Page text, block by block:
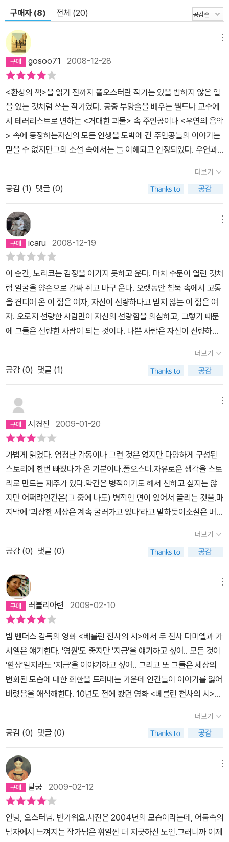
다. 화자인 오거스트 브릴은 소설의 시작 부분에서 이렇게 말한다. <
나는 지금 어둠 속에 혼자 있으면서 내 머리 속에서 세상을 굴리고 있
다. 또다시 불면증이 엄습해 와 이 엄청난 미국의 황무지 속에서 또 다
른 하얀 밤을 맞이한 것이다.> 그리고 3페이지에 이르면 독자는 화자
브릴이 어두운 밤을 물리치기 위해 창조해 낸 이야기 속으로 들어가
게 된다. 한 남자가 지하의 깊은 구덩이 속에 잠들어 있다. <깊이는 3
미터 정도이고, 완벽한 원형을 이루고 있으며 내벽은 너무 단단하여
구운 진흙 혹은 유리 같은 느낌을 준다. 다시 말해서, 구덩이 속의 남
자는 잠에서 깨어난 뒤 제 힘으로 그 구덩이에서 벗어나지 못한다.>
구덩이 속의 남자는 뉴욕 퀸스 출신의 29세 된 오언 브릭이다. 그는
<위대한 자벨로>라는 예명으로 어린아이들의 생일 파티를 찾아다니
벌어진 상황에서 암살자의 임무를 수행하기 위해 자신이 징집되었다
는 사실을 깨닫는다. 2000년 대통령 선거 이후 미국에 내전이 발생
하여 먼저 뉴욕 주가 연방에서 탈퇴하고 이어 15개 주가 그 뒤를 따른
것이었다. 하지만 브릭은 이 전쟁이 오로지 저널리스트이며 문학 평
론가인 오거스트 브릴의 상상력에 의해 전개되고 있다는 것을 발견한
다. 브릭은 오거스트 브릴을 죽이라는 지령을 받는다. 그렇게 하면 내
전은 끝난다는 것이다. 독자는 그리하여 소설의 메타 픽션 같은 틀에
도 불구하고 이 작품이 일종의 환상 소설이라는 느낌을 갖게 된다. 9.
11 사태를 겪지도 않았고 이라크 전쟁도 없으며 그 대신 엄청난 분열
과 파괴로 고통당하는 가상현실의 미국을 다룬 환상 소설인가 보다
하고 생각하게 되는 것이다. 이런 판단을 내릴 즈음, 소설은 브릴의 실
제 생활과 개인적 고뇌로 되돌아 와 현실의 삶을 탐구하기 시작한다.
그리고 이 삶은 어둠 속에 누워 있는 남자가 창조해 낸 삶과 서로 조응
한다. 브릴은 자신이 구덩이 속의 남자 브릭 못지않게 깊고 험한 구덩
갇혀 지내야 했다. 그 집에는 미리엄의 딸인 23세의 카티아도 함께 살
고 있다. 손녀인 카티아는 헤어진 남자 친구 타이터스의 죽음으로 심
한 마음고생을 하고 있다. 우리는 소설의 끝부분에 가서야 타이터스
가 어떻게 그리고 왜 죽었는지를 알게 된다. 하지만 그 죽음에 대한 기
억이 브릴의 다른 기억들 못지않게 소설 전편에 스며들어 있다. 브릴
은 줄리아드에 다니던 소니아 베유와 결혼하여 17년 동안 행복하게
살다가 이혼을 한다. 아름다운 젊은 여류 소설가와 외도를 한 때문인
데 그 여류 소설가는 다시 브릴을 차버린다. 그 때문에 브릴은 연일 술
여 소니아와 재결합하게 된다. 브릴은 한밤중 어둠 속의 침대에 누워
서 브릭의 이야기를 지어내는데, 마찬가지로 소니아와의 복잡한 관계
도 침대에 누워 말한다. 하지만 이때에는 손녀 카티아가 그의 옆에 누
워서 그 얘기를 들어 준다. 그녀는 인생의 비극뿐만 아니라 매일 밤의
불면증으로 고통을 받고 있다. 카티아는 할아버지의 이야기를 들으면
서 질문을 하고 할아버지와 할머니에 대하여 알고 싶은 것, 혹은 알고
싶지 않은 것에 대하여 말한다. 이렇게 하여 독자는 마침내 오스터의
진정한 주제는 이야기의 엄청난 힘에 대하여 말하려는 것임을 알게
된다. 말하고 듣는 행위가 가장 끔찍한 폭력, 혼란, 절망 속에서도 우
리를 지탱해 준다는 것을 깨닫게 된다. 브릴은 카티아에게 얘기를 모
두 다 해주고 손녀가 잠든 뒤 이런 말을 한다. <시간이 흘러가고 처음
으로 눈을 감으면서 이제 좀 잠을 잘 수 있지 않을까 하는 생각이 든
보지만 정작 그 음악은 듣지 못한다. 이어 소니아가 의자에서 몸을 돌
리자 미리엄이 엄마의 품안으로 달려드는 것을 본다. 브릴은 이렇게
말한다. <오래된 과거로부터의 이미지. 그것은 실제일 수도 있고 상
상일 수도 있다. 나는 이제 더 이상 그 둘을 구분하지 않는다. 실제와
상상은 하나이다. (……) 어제는 아이, 오늘은 노인, 유년으로부터 지
금까지 얼마나 많은 심장 박동, 얼마나 많은 호흡, 얼마나 많은 말들이
있어 왔는가. 누군가 나를 만져 다오. 내 얼굴에 네 손을 내려놓고 말
을 걸어 다오…….> <어둠 속의 남자>는 우리 생활의 여러 조각보들
을 잘 기워서 실제와 상상이 하나임을 보여 주려고 시도한다. 아주 절
구매자 (8) 전체 (20)
gosoo71 2008-12-28
<환상의 책>을 읽기 전까지 폴오스터란 작가는 있을 법하지 않은 일
을 있는 것처럼 쓰는 작가였다. 공중 부양술을 배우는 월트나 교수에
서 테러리스트로 변하는 <거대한 괴물> 속 주인공이나 <우연의 음악
> 속에 등장하는자신의 모든 인생을 도박에 건 주인공들의 이야기는
믿을 수 없지만그의 소설 속에서는 늘 이해되고 인정되었다. 우연과
후의소설들을, <신탁의 밤>이나 <브룩클린 풍자극>같은 소설이 여
기에 속한다, 읽고나서 든 생각은 '여기에 이런 뜻이 있었어?'이다. 이
야기 자체는 평범하지만 이야기에 등장하는 세부묘사와 인물묘사, 전
개가 평범한 이야기에 비범한 의미를 부여한다. 아마도 이런 풍 소설
의 결정판이 <브룩클린 풍자극>이 아닌가 싶다.근데 이 소설을 읽고
나서 든 생각은 뭔가 또 변하고 있다는 것이다. 이 작품 속에서는 이야
기가 넘쳐난다.이야기가 이야기를 만들고 죽이고 평가하고 나열한다.
브릴이 만든 이야기와 브릴의 이야기 속의 주인공 브릭이 갖고 있는
이야기와 브릴의 가족들의 이야기와 브릴 자신의 이야기들이 서로 얼
키고 설킨다. 이 모든 이야기들이 서로의 이야기를 만들어내기도 하
고 간섭하기도 하면서이 한 편의 소설이 완성된다.그래서 이 소설의
주인공은 그 누구도 아닌 단연 '이야기'이다. 이야기를주인공으로 내
세운새로운 시도라는 점에서는 절대 찬성이지만 여전히 2% 부족하
고 산만하다. 여러가지 이야기가 등장하지만 하나의 이야기처럼 보이
더보기
공감 (1) 댓글 (0)
icaru 2008-12-19
이 순간, 노리코는 감정을 이기지 못하고 운다. 마치 수문이 열린 것처
럼 얼굴을 양손으로 감싸 쥐고 마구 운다. 오랫동안 침묵 속에서 고통
을 견디어 온 이 젊은 여자, 자신이 선량하다고 믿지 않는 이 젊은 여
자. 오로지 선량한 사람만이 자신의 선량함을 의심하고, 그렇기 때문
에 그들은 선량한 사람이 되는 것이다. 나쁜 사람은 자신이 선량하다
이다. 그들은 남들을 용서하면서 삶을 살아 나가지만, 정작 자기 자신
은 용서하지 못하는 것이다. -107쪽30세 생일이 가까이 다가오고 있
지만 브릭은 평생에 단 한번도 자살을 하겠다고 생각해 본 적이 없었
다. 하지만 이제 그것이 그의 유일한 관심사가 되었다. 그 후 이틀 동
안 아파트에 혼자 앉아서 어떻게 하면 이 세상을 고통 없이 가장 효율
적으로 떠날 수 있는지 그것만 궁리했다.- 147쪽인생의 이런저런 순
간에, 모든 가족은 아주 기이한 사건을 겪게 된다. 가령 끔찍한 범죄,
홍수와 지진, 기괴한 사건, 기적적인 행운 등이 그런 것이다. 비밀이나
감추고 싶은 약점이 없는 가족은 아무도 없다. 여기자는 그의 얘기에
동의하지 않았다. 많은 가족 혹은 대부분의 가족은 그럴지 모르지만,
모든 가족이 그렇다고 볼 수 없다. 그녀는 자기 가족의 사례를 들면서
단 한번도 기이한 사건, 혹은 예외적 사건이 벌어진 적이 없었다고 말
했다. 무슨 소리, 알렉이 말했다. 한번 집중해서 잘 생각해 봐. 그러면
뭔가 나오게 되어 있어. 그러자 여기자가 잠시 생각에 잠기더니 그래
많은 고통을 감추고 있다는 걸 알았어. 평상시에 소니아는 아주 훌륭
한 사람이었어. 부드럽고, 상냥하고, 충실하고, 남을 잘 용서하고, 생
기발랄하고, 정말 엄청난 사랑의 바탕을 갖고 있었지. 하지만 그녀는
때때로 정신이 딴 데로 팔려 있었어. 심지어 대화 중에도 그러곤 했지.
(중략) 다른 사람들에 대한 그녀의 본능이나 충동은 아주 깊었어. 오
싹할 정도로 말이야. 그런데 자기 자신과의 관계는 기이할 정도로 천
박했어. 그녀는 착한 마음을 갖고 있기는 하지만 본질적으로 잘 교육
을 받지는 못했어. 생각의 흐름을 따라가지 못했고, 그 어떤 것이든 아
주 오래 집중하지 못했어. 그녀의 인생에서 가장 중요한 음악을 빼고
더보기
공감 (0) 댓글 (1)
서경진 2009-01-20
가볍게 읽었다. 엄청난 감동이나 그런 것은 없지만 다양하게 구성된
스토리에 한번 빠졌다가 온 기분이다.폴오스터.자유로운 생각을 스토
리로 만드는 재주가 있다.약간은 병적이기도 해서 친하고 싶지는 않
지만 어쩌랴인간은(그 중에 나도) 병적인 면이 있어서 끌리는 것을.마
지막에 '괴상한 세상은 계속 굴러가고 있다'라고 말하듯이소설은 머리
속에 생각하는 사람)과 그 가족 그리고 스토리 속의 남자가 작가를 죽
여야만 현실로 돌아가는기괴한 구조가 계속 엇갈리면서 전개되고 있
다.스토리의 세계, 현실의 세계, 그리고 스토리에서 돌아가야하는 현
실의 세계.이들은 서로 평행하는 것 처럼 돌아가지만서로 상호 작용
하면서 돌아가는 구조다.물론 이 이야기가 잘 엮어지지는 않았지만글
의 배치로도 묘한 무언가를 만들어 낸다.여하튼 한 노인의 인생 이야
기 그리고 그를 둘러싼 많은 세계를 한번 잘 구경했다.
더보기
공감 (0) 댓글 (0)
러블리아련 2009-02-10
빔 벤더스 감독의 영화 <베를린 천사의 시>에서 두 천사 다미엘과 가
서엘은 얘기한다. '영원'도 좋지만 '지금'을 얘기하고 싶어.. 모든 것이
'환상'일지라도 '지금'을 이야기하고 싶어.. 그리고 또 그들은 세상의
변화된 모습에 대한 회한을 드러내는 가운데 인간들이 이야기를 잃어
버렸음을 애석해한다. 10년도 전에 봤던 영화 <베를린 천사의 시>가
접어들게 된 것은 '책은 주인을 알아서 찾아간다'고 딱 그런 느낌을 가
지기에 충분했다. 흔히들 '문학은 죽었다'고 한다. 뭐 문학만 죽었겠는
가? 세상 살기 팍팍하다고 인문학, 순수 과학 이런 것들 또한 죽었고
그런 것들이 있어야 할 곳에 '실용' '실용' '실용'만이 남아 있다. 이야기
가 사라져 버렸다. 88만원 세대라 일컫는 청년들의 팍팍한 삶에 이야
기를 채워 치유해 주어야 할 터인데 실용서, 자기 계발서들이 이야기
의 자리를 빼앗고 자신만이 최고인양 사람들을 미혹하고 있다. 이야
기.. 그것은 환상일 수 있다. 그러나 이야기만큼 치유의 힘을 가진 것
이 또 있을까? 어둠속에서 계속 환상을 이야기하고, 과거를 이야기하
더보기
공감 (0) 댓글 (0)
달궁 2009-02-12
안녕, 오스터님. 반가워요.사진은 2004년의 모습이라는데, 어둠속의
남자에서 느껴지는 작가님은 훠얼씬 더 지긋하신 노인.그러니까 이제